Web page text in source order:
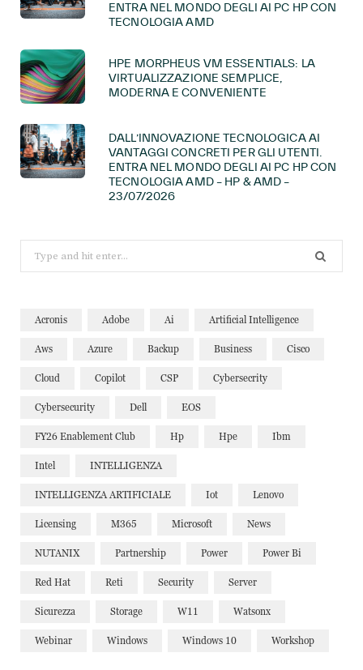
ENTRA NEL MONDO DEGLI AI PC HP CON
TECNOLOGIA AMD
HPE MORPHEUS VM ESSENTIALS: LA
VIRTUALIZZAZIONE SEMPLICE,
MODERNA E CONVENIENTE
DALL’INNOVAZIONE TECNOLOGICA AI
VANTAGGI CONCRETI PER GLI UTENTI.
ENTRA NEL MONDO DEGLI AI PC HP CON
TECNOLOGIA AMD – HP & AMD –
23/07/2026
for:
Acronis Adobe Ai Artificial Intelligence
Aws Azure Backup Business Cisco
Cloud Copilot CSP Cybersecrity
Cybersecurity Dell EOS
FY26 Enablement Club Hp Hpe Ibm
Intel INTELLIGENZA
INTELLIGENZA ARTIFICIALE Iot Lenovo
Licensing M365 Microsoft News
NUTANIX Partnership Power Power Bi
Red Hat Reti Security Server
Sicurezza Storage W11 Watsonx
Webinar Windows Windows 10 Workshop